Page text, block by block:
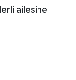
ailesine